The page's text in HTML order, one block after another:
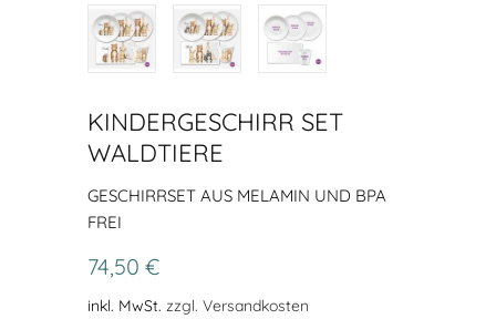
KINDERGESCHIRR SET
WALDTIERE
GESCHIRRSET AUS MELAMIN UND BPA
FREI
74,50 €
inkl. MwSt. zzgl. Versandkosten